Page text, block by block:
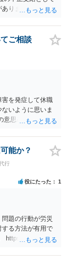
りますが、感覚
ご相談
を発症して休職
いように思いま
意思表示をして
能か？
行
役にたった 1
題の行動が労災
る方法が有用で
https://www.mhlw.
談に行かれるのも